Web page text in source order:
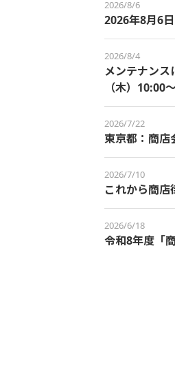
2026/8/6
2026年8月6
2026/8/4
メンテナンス
（木）10:00
2026/7/22
東京都：商店
2026/7/10
これから商
2026/6/18
令和8年度「